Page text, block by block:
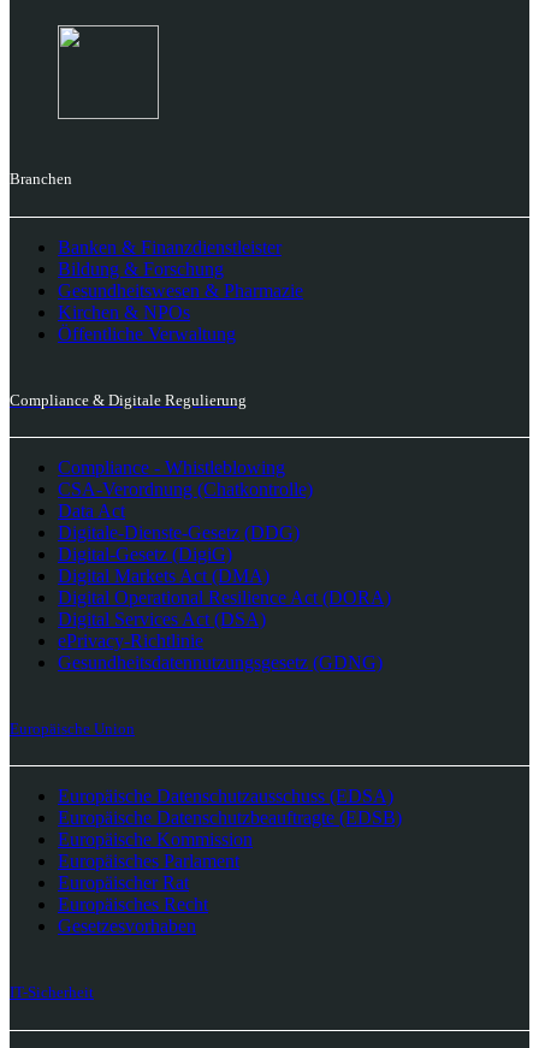
Branchen
Banken & Finanzdienstleister
Bildung & Forschung
Gesundheitswesen & Pharmazie
Kirchen & NPOs
Öffentliche Verwaltung
Compliance & Digitale Regulierung
Compliance - Whistleblowing
CSA-Verordnung (Chatkontrolle)
Data Act
Digitale-Dienste-Gesetz (DDG)
Digital-Gesetz (DigiG)
Digital Markets Act (DMA)
Digital Operational Resilience Act (DORA)
Digital Services Act (DSA)
ePrivacy-Richtlinie
Gesundheitsdatennutzungsgesetz (GDNG)
Europäische Union
Europäische Datenschutzausschuss (EDSA)
Europäische Datenschutzbeauftragte (EDSB)
Europäische Kommission
Europäisches Parlament
Europäischer Rat
Europäisches Recht
Gesetzesvorhaben
IT-Sicherheit